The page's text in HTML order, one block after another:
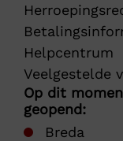
Helpcentrum
Veelgestelde
Op dit
geopend:
Breda